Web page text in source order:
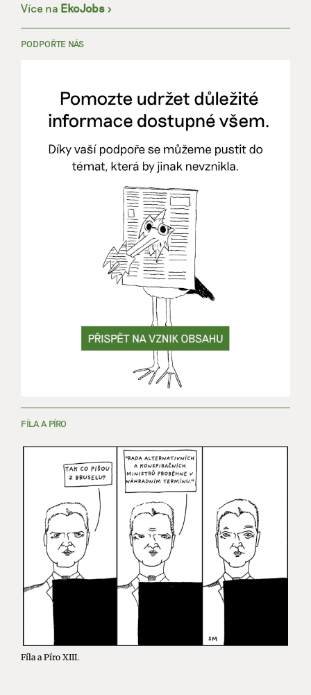
Více na EkoJobs >
PODPOŘTE NÁS
FÍLA A PÍRO
Fíla a Píro XIII.